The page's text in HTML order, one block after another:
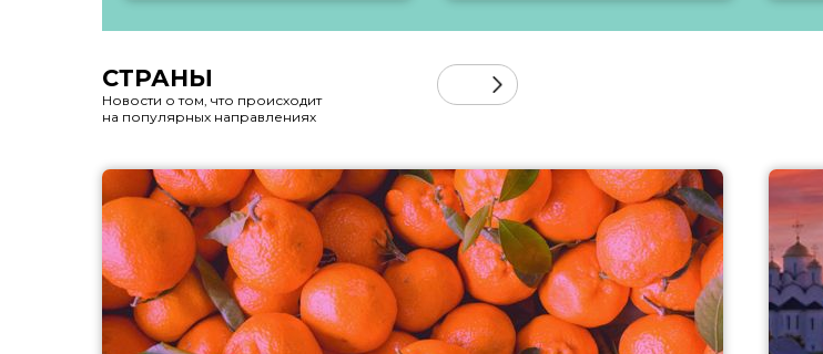
СТРАНЫ
Новости о том, что происходит
на популярных направлениях